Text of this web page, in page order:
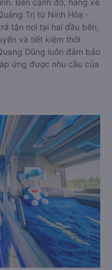
Bên cạnh đó, hãng xe
Trị từ Ninh Hòa -
tận nơi tại hai đầu bến,
và tiết kiệm thời
Dũng luôn đảm bảo
ứng được nhu cầu của